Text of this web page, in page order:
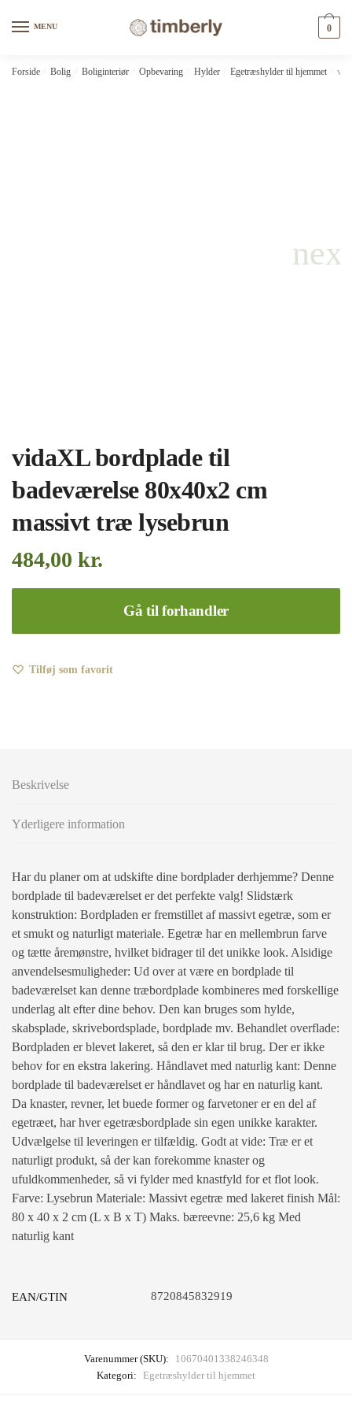
MENU 0
Forside Bolig Boliginteriør Opbevaring Hylder Egetræshylder til hjemmet
vidaXL bordplade til
badeværelse 80x40x2 cm
massivt træ lysebrun
484,00 kr.
Gå til forhandler
Tilføj som favorit
Beskrivelse
Yderligere information
Har du planer om at udskifte dine bordplader derhjemme? Denne
bordplade til badeværelset er det perfekte valg! Slidstærk
konstruktion: Bordpladen er fremstillet af massivt egetræ, som er
et smukt og naturligt materiale. Egetræ har en mellembrun farve
og tætte åremønstre, hvilket bidrager til det unikke look. Alsidige
anvendelsesmuligheder: Ud over at være en bordplade til
badeværelset kan denne træbordplade kombineres med forskellige
underlag alt efter dine behov. Den kan bruges som hylde,
skabsplade, skrivebordsplade, bordplade mv. Behandlet overflade:
Bordpladen er blevet lakeret, så den er klar til brug. Der er ikke
behov for en ekstra lakering. Håndlavet med naturlig kant: Denne
bordplade til badeværelset er håndlavet og har en naturlig kant.
Da knaster, revner, let buede former og farvetoner er en del af
egetræet, har hver egetræsbordplade sin egen unikke karakter.
Udvælgelse til leveringen er tilfældig. Godt at vide: Træ er et
naturligt produkt, så der kan forekomme knaster og
ufuldkommenheder, så vi fylder med knastfyld for et flot look.
Farve: Lysebrun Materiale: Massivt egetræ med lakeret finish Mål:
80 x 40 x 2 cm (L x B x T) Maks. bæreevne: 25,6 kg Med
naturlig kant
EAN/GTIN 8720845832919
Varenummer (SKU):
10670401338246348
Kategori: Egetræshylder til hjemmet